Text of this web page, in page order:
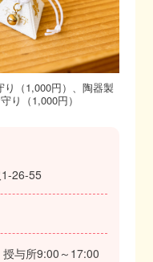
（1,000円）、陶器製
り（1,000円）
26-55
与所9:00～17:00